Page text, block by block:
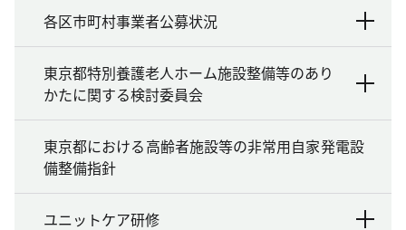
各区市町村事業者公募状況
東京都特別養護老人ホーム施設整備等のあり
かたに関する検討委員会
東京都における高齢者施設等の非常用自家発電設
備整備指針
ユニットケア研修